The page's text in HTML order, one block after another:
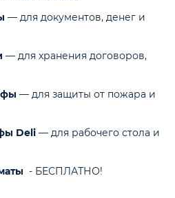
— для документов, денег и
— для хранения договоров,
— для защиты от пожара и
Deli — для рабочего стола и
- БЕСПЛАТНО!